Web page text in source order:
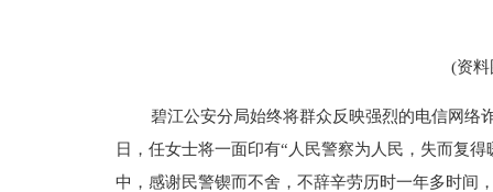
(资
碧江公安分局始终将群众反映强烈的电信网络
日，任女士将一面印有“人民警察为人民，失而复
中，感谢民警锲而不舍，不辞辛劳历时一年多时间